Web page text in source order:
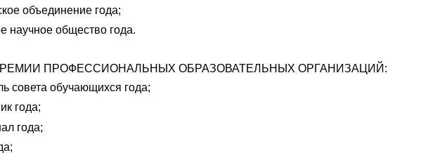
объединение года;
научное общество года.
ПРОФЕССИОНАЛЬНЫХ ОБРАЗОВАТЕЛЬНЫХ ОРГАНИЗАЦИЙ:
совета обучающихся года;
года;
года;